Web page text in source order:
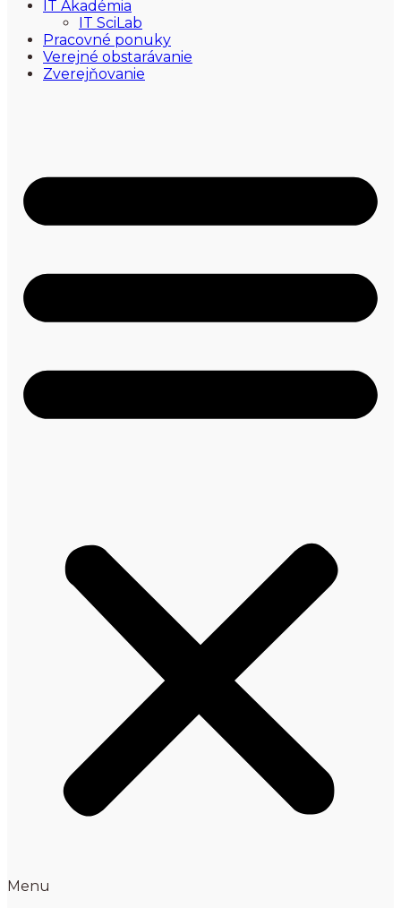
IT Akadémia
IT SciLab
Pracovné ponuky
Verejné obstarávanie
Zverejňovanie
Menu